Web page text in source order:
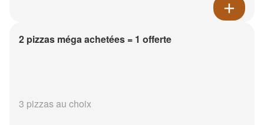
2 pizzas méga achetées = 1 offerte
3 pizzas au choix